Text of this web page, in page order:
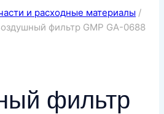
и расходные материалы /
фильтр GMP GA-0688
фильтр